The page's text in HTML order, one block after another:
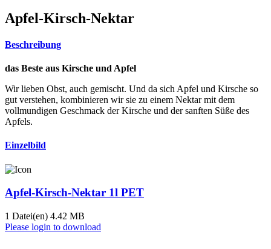
Apfel-Kirsch-Nektar
Beschreibung
das Beste aus Kirsche und Apfel
Wir lieben Obst, auch gemischt. Und da sich Apfel und Kirsche so
gut verstehen, kombinieren wir sie zu einem Nektar mit dem
vollmundigen Geschmack der Kirsche und der sanften Süße des
Apfels.
Einzelbild
Apfel-Kirsch-Nektar 1l PET
1 Datei(en) 4.42 MB
Please login to download